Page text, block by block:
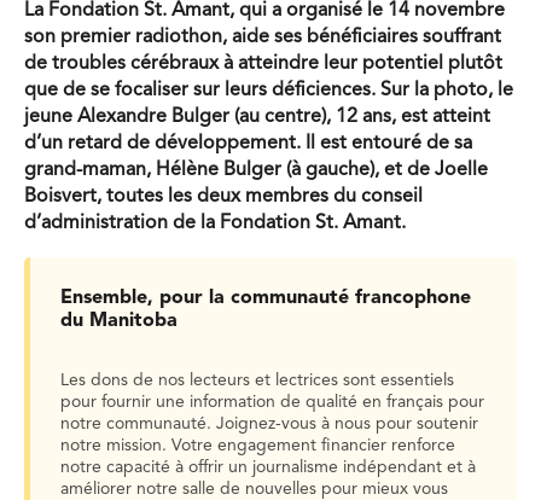
La Fondation St. Amant, qui a organisé le 14 novembre
son premier radiothon, aide ses bénéficiaires souffrant
de troubles cérébraux à atteindre leur potentiel plutôt
que de se focaliser sur leurs déficiences. Sur la photo, le
jeune Alexandre Bulger (au centre), 12 ans, est atteint
d’un retard de développement. Il est entouré de sa
grand-maman, Hélène Bulger (à gauche), et de Joelle
Boisvert, toutes les deux membres du conseil
d’administration de la Fondation St. Amant.
Ensemble, pour la communauté francophone
du Manitoba
Les dons de nos lecteurs et lectrices sont essentiels
pour fournir une information de qualité en français pour
notre communauté. Joignez-vous à nous pour soutenir
notre mission. Votre engagement financier renforce
notre capacité à offrir un journalisme indépendant et à
améliorer notre salle de nouvelles pour mieux vous